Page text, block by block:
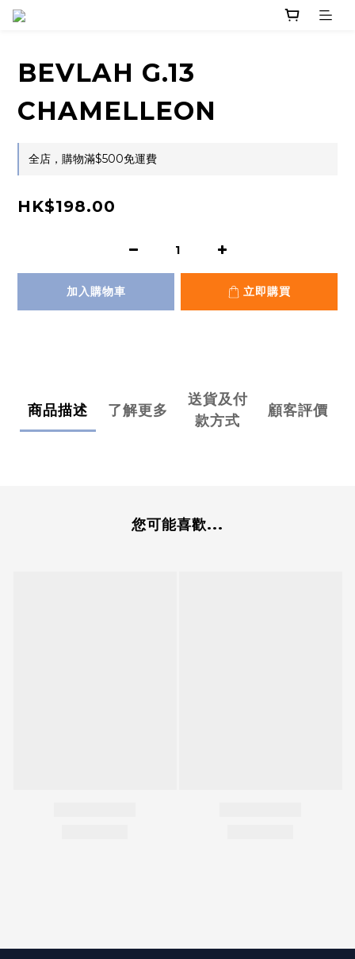
BEVLAH G.13
CHAMELLEON
全店，購物滿$500免運費
HK$198.00
加入購物車 立即購買
商品描述 了解更多
送貨及付
款方式
顧客評價
您可能喜歡...